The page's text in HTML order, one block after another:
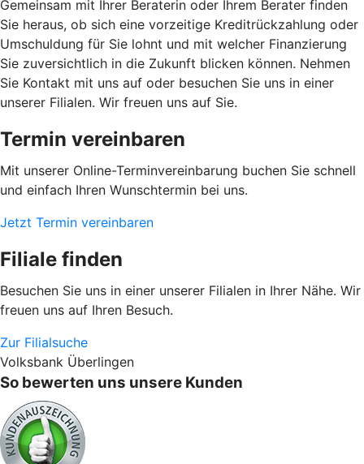
Gemeinsam mit Ihrer Beraterin oder Ihrem Berater finden
Sie heraus, ob sich eine vorzeitige Kreditrückzahlung oder
Umschuldung für Sie lohnt und mit welcher Finanzierung
Sie zuversichtlich in die Zukunft blicken können. Nehmen
Sie Kontakt mit uns auf oder besuchen Sie uns in einer
unserer Filialen. Wir freuen uns auf Sie.
Termin vereinbaren
Mit unserer Online-Terminvereinbarung buchen Sie schnell
und einfach Ihren Wunschtermin bei uns.
Jetzt Termin vereinbaren
Filiale finden
Besuchen Sie uns in einer unserer Filialen in Ihrer Nähe. Wir
freuen uns auf Ihren Besuch.
Zur Filialsuche
Volksbank Überlingen
So bewerten uns unsere Kunden